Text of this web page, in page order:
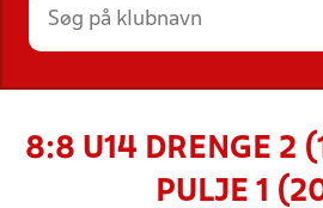
8:8 U14 DRENGE 2
PULJE 1